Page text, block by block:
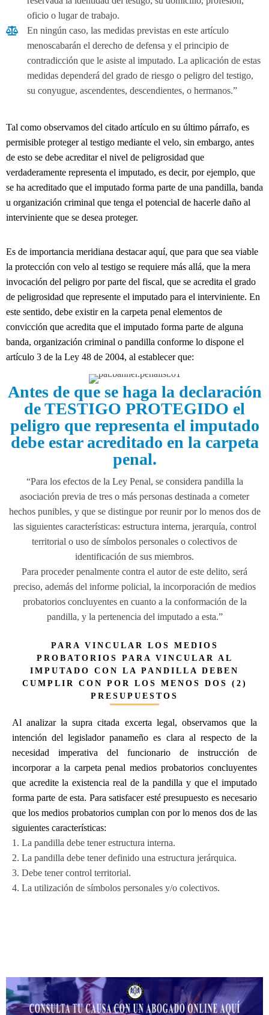
oficio o lugar de trabajo.
En ningún caso, las medidas previstas en este artículo
menoscabarán el derecho de defensa y el principio de
contradicción que le asiste al imputado. La aplicación de estas
medidas dependerá del grado de riesgo o peligro del testigo,
su conyugue, ascendentes, descendientes, o hermanos.”
Tal como observamos del citado artículo en su último párrafo, es
permisible proteger al testigo mediante el velo, sin embargo, antes
de esto se debe acreditar el nivel de peligrosidad que
verdaderamente representa el imputado, es decir, por ejemplo, que
se ha acreditado que el imputado forma parte de una pandilla, banda
u organización criminal que tenga el potencial de hacerle daño al
interviniente que se desea proteger.
Es de importancia meridiana destacar aquí, que para que sea viable
la protección con velo al testigo se requiere más allá, que la mera
invocación del peligro por parte del fiscal, que se acredita el grado
de peligrosidad que represente el imputado para el interviniente. En
este sentido, debe existir en la carpeta penal elementos de
convicción que acredita que el imputado forma parte de alguna
banda, organización criminal o pandilla conforme lo dispone el
artículo 3 de la Ley 48 de 2004, al establecer que:
Antes de que se haga la declaración
de TESTIGO PROTEGIDO el
peligro que representa el imputado
debe estar acreditado en la carpeta
penal.
“Para los efectos de la Ley Penal, se considera pandilla la
asociación previa de tres o más personas destinada a cometer
hechos punibles, y que se distingue por reunir por lo menos dos de
las siguientes características: estructura interna, jerarquía, control
territorial o uso de símbolos personales o colectivos de
identificación de sus miembros.
Para proceder penalmente contra el autor de este delito, será
preciso, además del informe policial, la incorporación de medios
probatorios concluyentes en cuanto a la conformación de la
pandilla, y la pertenencia del imputado a esta.”
PARA VINCULAR LOS MEDIOS
PROBATORIOS PARA VINCULAR AL
IMPUTADO CON LA PANDILLA DEBEN
CUMPLIR CON POR LOS MENOS DOS (2)
PRESUPUESTOS
Al analizar la supra citada excerta legal, observamos que la
intención del legislador panameño es clara al respecto de la
necesidad imperativa del funcionario de instrucción de
incorporar a la carpeta penal medios probatorios concluyentes
que acredite la existencia real de la pandilla y que el imputado
forma parte de esta. Para satisfacer esté presupuesto es necesario
que los medios probatorios cumplan con por lo menos dos de las
siguientes características:
1. La pandilla debe tener estructura interna.
2. La pandilla debe tener definido una estructura jerárquica.
3. Debe tener control territorial.
4. La utilización de símbolos personales y/o colectivos.